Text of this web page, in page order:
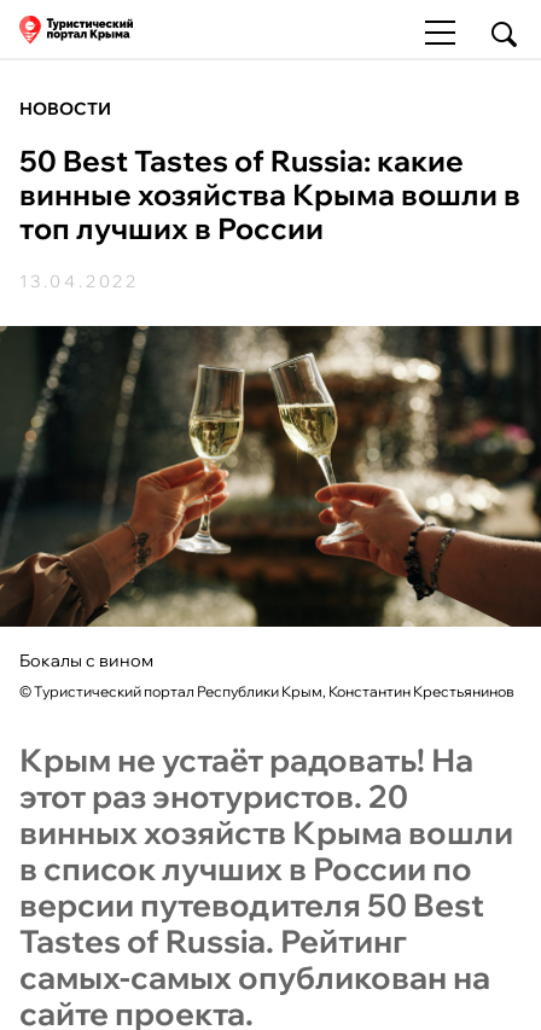
НОВОСТИ
50 Best Tastes of Russia: какие
винные хозяйства Крыма вошли в
топ лучших в России
13.04.2022
Бокалы с вином
©Туристический портал Республики Крым, Константин Крестьянинов
Крым не устаёт радовать! На
этот раз энотуристов. 20
винных хозяйств Крыма вошли
в список лучших в России по
версии путеводителя 50 Best
Tastes of Russia. Рейтинг
самых-самых опубликован на
сайте проекта.